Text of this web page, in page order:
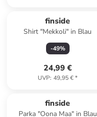
finside
Shirt "Mekkoli" in Blau
-49%
24,99 €
UVP: 49,95 €*
finside
Parka "Oona Maa" in Blau